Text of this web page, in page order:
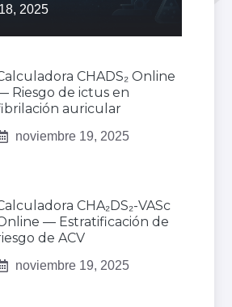
2025
CHADS₂ Online
Riesgo de ictus en
auricular
noviembre 19, 2025
CHA₂DS₂-VASc
— Estratificación de
de ACV
noviembre 19, 2025